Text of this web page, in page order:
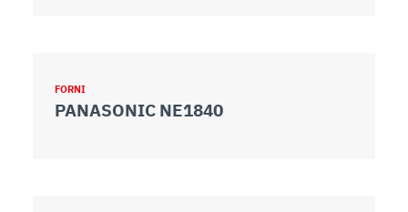
FORNI
PANASONIC NE1840